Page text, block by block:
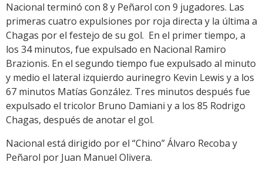
Nacional terminó con 8 y Peñarol con 9 jugadores. Las
primeras cuatro expulsiones por roja directa y la última a
Chagas por el festejo de su gol. En el primer tiempo, a
los 34 minutos, fue expulsado en Nacional Ramiro
Brazionis. En el segundo tiempo fue expulsado al minuto
y medio el lateral izquierdo aurinegro Kevin Lewis y a los
67 minutos Matías González. Tres minutos después fue
expulsado el tricolor Bruno Damiani y a los 85 Rodrigo
Chagas, después de anotar el gol.
Nacional está dirigido por el “Chino” Álvaro Recoba y
Peñarol por Juan Manuel Olivera.